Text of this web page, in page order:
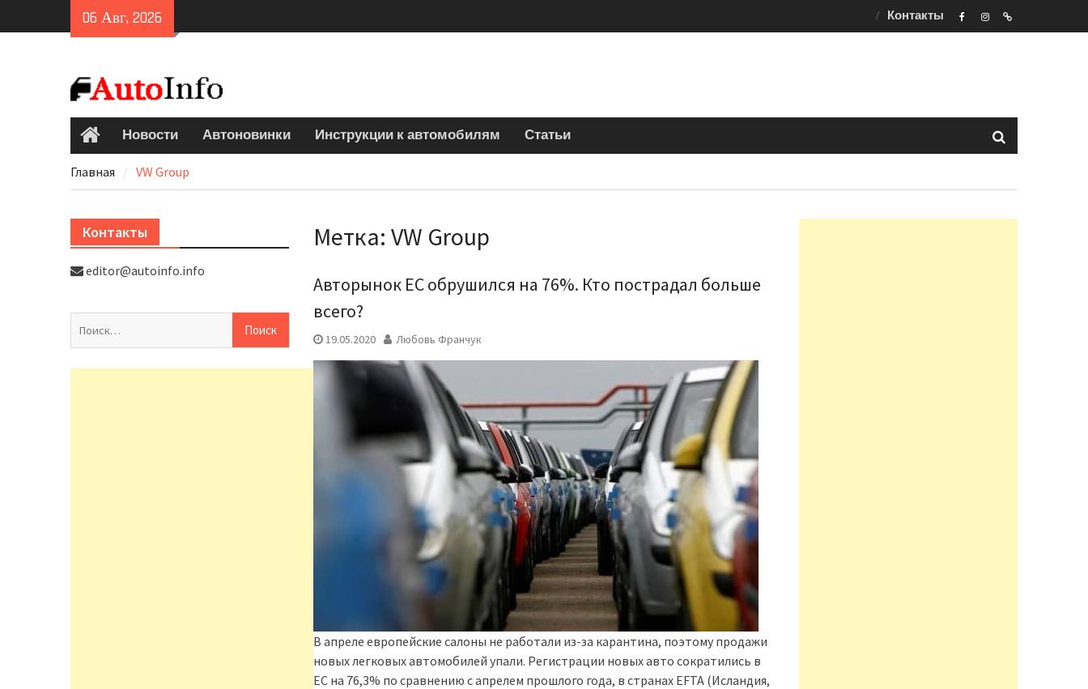
to
06 Авг, 2026 Контакты
Главная
Новости Автоновинки Инструкции к автомобилям Статьи
Главная VW Group
Метка: VW Group
Авторынок ЕС обрушился на 76%. Кто пострадал больше
всего?
19.05.2020 Любовь Франчук
В апреле европейские салоны не работали из-за карантина, поэтому продажи
новых легковых автомобилей упали. Регистрации новых авто сократились в
ЕС на 76,3% по сравнению с апрелем прошлого года, в странах EFTA (Исландия,
Контакты
editor@autoinfo.info
Найти: